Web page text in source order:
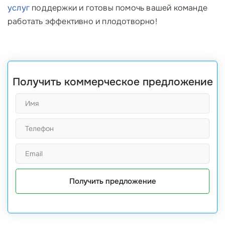
услуг поддержки и готовы помочь вашей команде
работать эффективно и плодотворно!
Получить коммерческое предложение
Получить предложение